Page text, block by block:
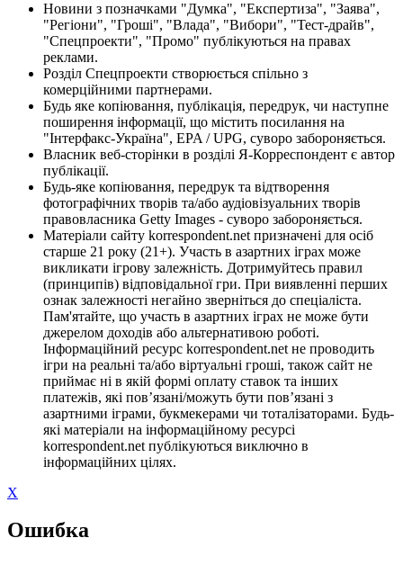
Новини з позначками "Думка", "Експертиза", "Заява",
"Регіони", "Гроші", "Влада", "Вибори", "Тест-драйв",
"Спецпроекти", "Промо" публікуються на правах
реклами.
Розділ Спецпроекти створюється спільно з
комерційними партнерами.
Будь яке копіювання, публікація, передрук, чи наступне
поширення інформації, що містить посилання на
"Інтерфакс-Україна", EPA / UPG, суворо забороняється.
Власник веб-сторінки в розділі Я-Корреспондент є автор
публікації.
Будь-яке копіювання, передрук та відтворення
фотографічних творів та/або аудіовізуальних творів
правовласника Getty Images - суворо забороняється.
Матеріали сайту korrespondent.net призначені для осіб
старше 21 року (21+). Участь в азартних іграх може
викликати ігрову залежність. Дотримуйтесь правил
(принципів) відповідальної гри. При виявленні перших
ознак залежності негайно зверніться до спеціаліста.
Пам'ятайте, що участь в азартних іграх не може бути
джерелом доходів або альтернативою роботі.
Інформаційний ресурс korrespondent.net не проводить
ігри на реальні та/або віртуальні гроші, також сайт не
приймає ні в якій формі оплату ставок та інших
платежів, які пов’язані/можуть бути пов’язані з
азартними іграми, букмекерами чи тоталізаторами. Будь-
які матеріали на інформаційному ресурсі
korrespondent.net публікуються виключно в
інформаційних цілях.
X
Ошибка